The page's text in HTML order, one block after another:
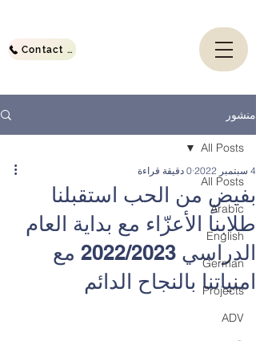
Contact Us
منشور
All Posts
Arabic
English
German
Projects
ADV
All Posts
بفيضٍ من الحب استقبلنا
طلابنا الأعزّاء مع بداية العام
الدراسي 2022/2023 مع
امنياتنا بالنجاح الدائم
4 سبتمبر 2022 0 دقيقة قراءة